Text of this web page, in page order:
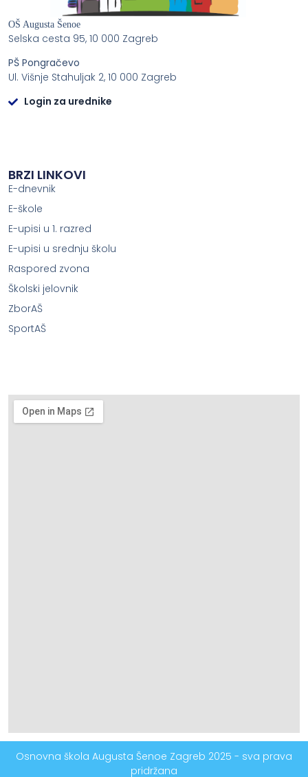
OŠ Augusta Šenoe
Selska cesta 95, 10 000 Zagreb
PŠ Pongračevo
Ul. Višnje Stahuljak 2, 10 000 Zagreb
Login za urednike
BRZI LINKOVI
E-dnevnik
E-škole
E-upisi u 1. razred
E-upisi u srednju školu
Raspored zvona
Školski jelovnik
ZborAŠ
SportAŠ
Osnovna škola Augusta Šenoe Zagreb 2025 - sva prava
pridržana